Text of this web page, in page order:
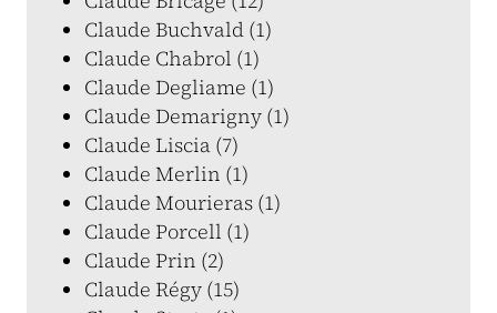
Claude Buchvald (1)
Claude Chabrol (1)
Claude Degliame (1)
Claude Demarigny (1)
Claude Liscia (7)
Claude Merlin (1)
Claude Mourieras (1)
Claude Porcell (1)
Claude Prin (2)
Claude Régy (15)